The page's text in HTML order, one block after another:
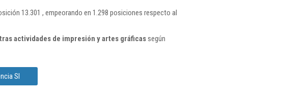
13.301 , empeorando en 1.298 posiciones respecto al
actividades de impresión y artes gráficassegún
Sl